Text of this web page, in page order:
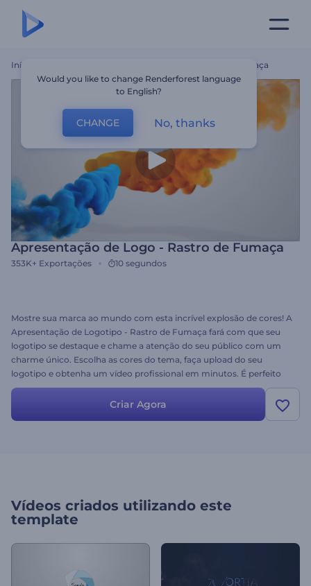
Início Apresentação De Logo - Rastro De Fumaça
Apresentação de Logo - Rastro de Fumaça
353K+ Exportações 10 segundos
Mostre sua marca ao mundo com esta incrível explosão de cores! A
Apresentação de Logotipo - Rastro de Fumaça fará com que seu
logotipo se destaque e chame a atenção do seu público com um
charme único. Escolha as cores do tema, faça upload do seu
logotipo e obtenha um vídeo profissional em minutos. É perfeito
para introduções e encerramentos de apresentações, vídeos do
YouTube, mensagens em vídeo e muito mais. Experimente agora
gratuitamente!
Criar Agora
Vídeos criados utilizando este
template
Would you like to change Renderforest language
to English?
CHANGE No, thanks